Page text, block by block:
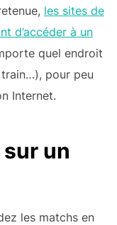
les sites de
d’accéder à un
quel endroit
pour peu
Internet.
un
les matchs en